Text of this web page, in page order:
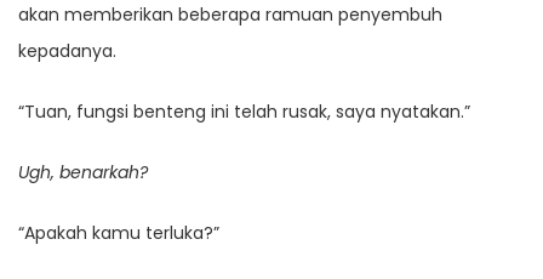
akan memberikan beberapa ramuan penyembuh
kepadanya.
“Tuan, fungsi benteng ini telah rusak, saya nyatakan.”
Ugh, benarkah?
“Apakah kamu terluka?”